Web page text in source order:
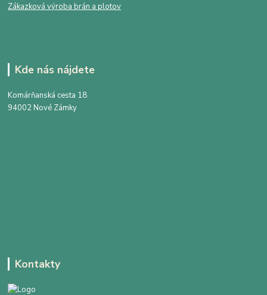
Zákazková výroba brán a plotov
Kde nás nájdete
Komárňanská cesta 18
94002 Nové Zámky
Kontakty